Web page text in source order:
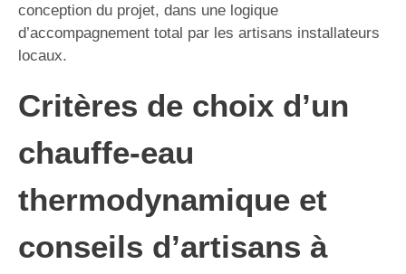
conception du projet, dans une logique
d’accompagnement total par les artisans installateurs
locaux.
Critères de choix d’un
chauffe-eau
thermodynamique et
conseils d’artisans à